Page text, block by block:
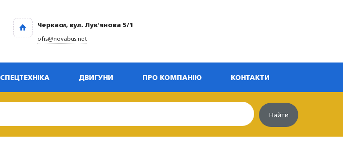
Черкаси, вул. Лук'янова 5/1
ofis@novabus.net
СПЕЦТЕХНІКА ДВИГУНИ ПРО КОМПАНІЮ КОНТАКТИ
Найти